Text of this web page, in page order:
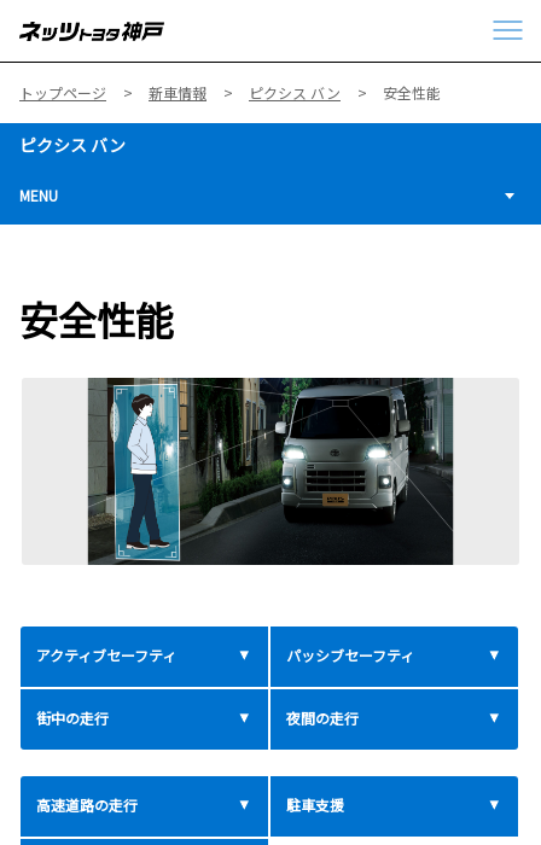
トップページ 新車情報 ピクシス バン 安全性能
ピクシス バン
MENU
安全性能
アクティブセーフティ パッシブセーフティ
街中の走行 夜間の走行
高速道路の走行 駐車支援